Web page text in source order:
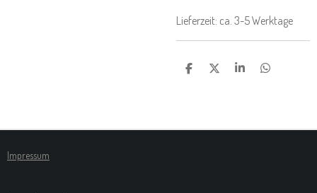
Lieferzeit: ca. 3-5 Werktage
T
N
T
N
T
N
T
N
Impressum